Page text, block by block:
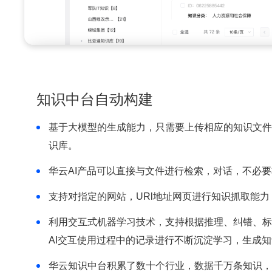
知识中台自动构建
基于大模型的生成能力，只需要上传相应的知识文
识库。
华云AI产品可以直接与文件进行检索，对话，不必
支持对指定的网站，URl地址网页进行知识抓取能
利用交互式机器学习技术，支持根据推理、纠错、
AI交互使用过程中的记录进行不断沉淀学习，生成
华云知识中台积累了数十个行业，数据千万条知识